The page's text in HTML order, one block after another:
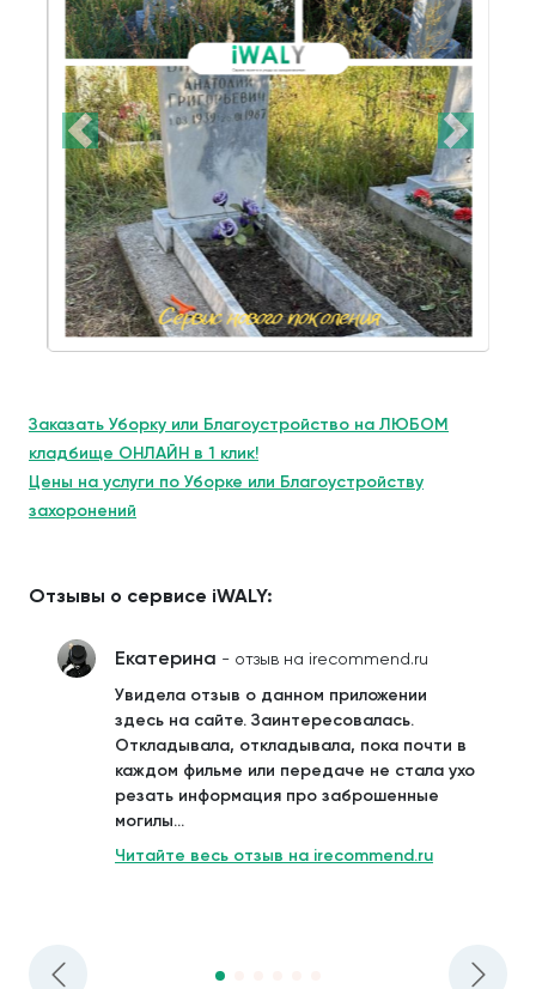
Заказать Уборку или Благоустройство на ЛЮБОМ
кладбище ОНЛАЙН в 1 клик!
Цены на услуги по Уборке или Благоустройству
захоронений
Отзывы о сервисе iWALY:
Екатерина - отзыв на irecommend.ru
Увидела отзыв о данном приложении
здесь на сайте. Заинтересовалась.
Откладывала, откладывала, пока почти в
каждом фильме или передаче не стала ухо
резать информация про заброшенные
могилы...
Читайте весь отзыв на irecommend.ru